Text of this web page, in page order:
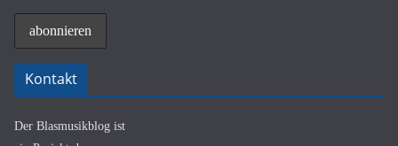
Kontakt
Der Blasmusikblog ist